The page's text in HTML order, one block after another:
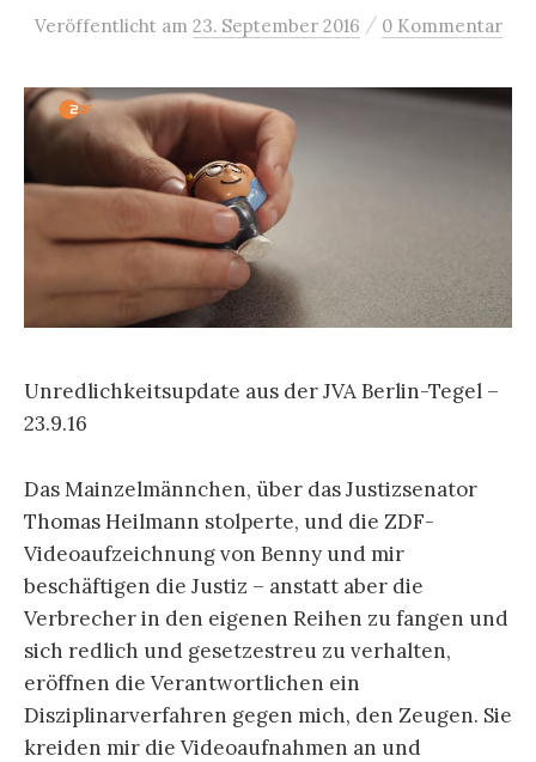
Veröffentlicht am 23. September 2016 / 0 Kommentar
Unredlichkeitsupdate aus der JVA Berlin-Tegel –
23.9.16
Das Mainzelmännchen, über das Justizsenator
Thomas Heilmann stolperte, und die ZDF-
Videoaufzeichnung von Benny und mir
beschäftigen die Justiz – anstatt aber die
Verbrecher in den eigenen Reihen zu fangen und
sich redlich und gesetzestreu zu verhalten,
eröffnen die Verantwortlichen ein
Disziplinarverfahren gegen mich, den Zeugen. Sie
kreiden mir die Videoaufnahmen an und